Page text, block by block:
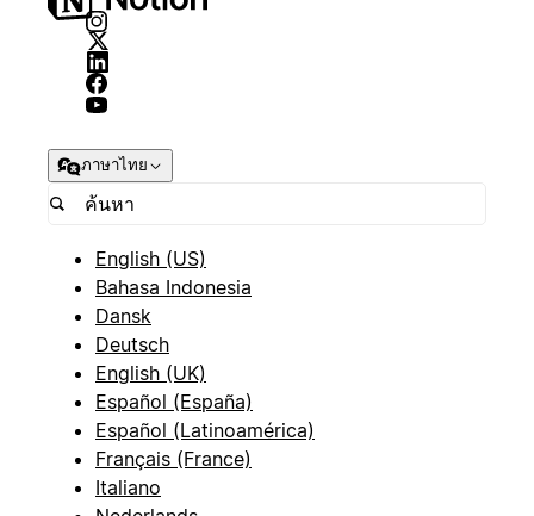
ภาษาไทย
English (US)
Bahasa Indonesia
Dansk
Deutsch
English (UK)
Español (España)
Español (Latinoamérica)
Français (France)
Italiano